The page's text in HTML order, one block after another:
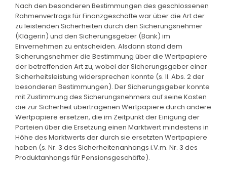
Nach den besonderen Bestimmungen des geschlossenen
Rahmenvertrags für Finanzgeschäfte war über die Art der
zu leistenden Sicherheiten durch den Sicherungsnehmer
(Klägerin) und den Sicherungsgeber (Bank) im
Einvernehmen zu entscheiden. Alsdann stand dem
Sicherungsnehmer die Bestimmung über die Wertpapiere
der betreffenden Art zu, wobei der Sicherungsgeber einer
Sicherheitsleistung widersprechen konnte (s. II. Abs. 2 der
besonderen Bestimmungen). Der Sicherungsgeber konnte
mit Zustimmung des Sicherungsnehmers auf seine Kosten
die zur Sicherheit übertragenen Wertpapiere durch andere
Wertpapiere ersetzen, die im Zeitpunkt der Einigung der
Parteien über die Ersetzung einen Marktwert mindestens in
Höhe des Marktwerts der durch sie ersetzten Wertpapiere
haben (s. Nr. 3 des Sicherheitenanhangs i.V.m. Nr. 3 des
Produktanhangs für Pensionsgeschäfte).